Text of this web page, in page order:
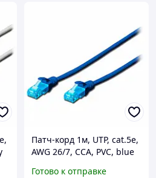
Патч-корд 1м, UTP, cat.5e,
AWG 26/7, CCA, PVC, blue
Готово к отправке